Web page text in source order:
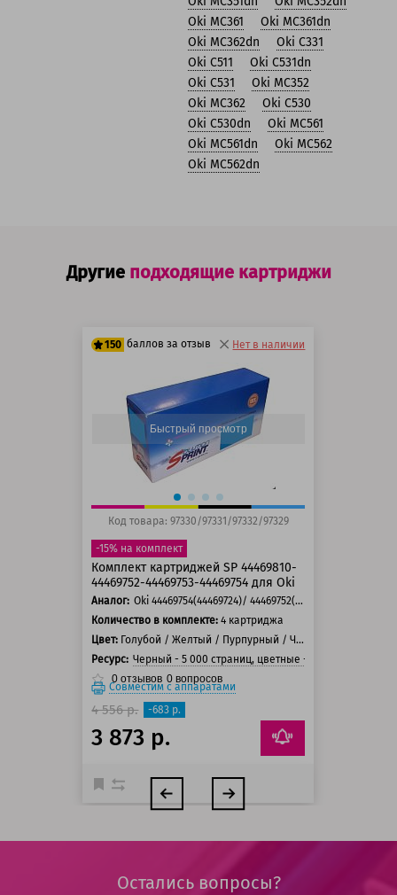
Oki MC361
Oki MC361dn
Oki MC362dn
Oki C331
Oki C511
Oki C531dn
Oki C531
Oki MC352
Oki MC362
Oki C530
Oki C530dn
Oki MC561
Oki MC561dn
Oki MC562
Oki MC562dn
Другие подходящие картриджи
150 баллов за отзыв
125 баллов
150 баллов
Нет в наличии
Быстрый просмотр
Код товара: 97330/97331/97332/97329
-15% на комплект
Комплект картриджей SP 44469810-
44469752-44469753-44469754 для Oki
Аналог:
Oki 44469754(44469724)/ 44469752(44469722)/ 44469753(44469723)/ 44469810(44469804)
Количество в комплекте: 4 картриджа
Цвет: Голубой / Желтый / Пурпурный / Черный
Ресурс: Черный - 5 000 страниц, цветные - 5 000 страниц
0 отзывов 0 вопросов
Совместим с аппаратами
4 556 р. -683 р.
3 873 р.
Остались вопросы?